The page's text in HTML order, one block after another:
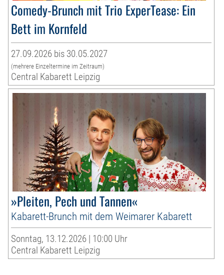
Comedy-Brunch mit Trio ExperTease: Ein
Bett im Kornfeld
27.09.2026 bis 30.05.2027
(mehrere Einzeltermine im Zeitraum)
Central Kabarett Leipzig
»Pleiten, Pech und Tannen«
Kabarett-Brunch mit dem Weimarer Kabarett
Sonntag, 13.12.2026 | 10:00 Uhr
Central Kabarett Leipzig